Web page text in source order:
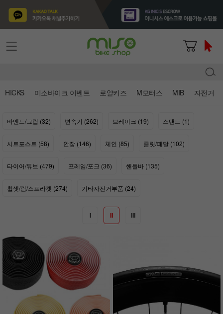
HICKS 미소바이크 이벤트 로얄키즈 M모터스 MIB 자전거
바엔드/그립 (32) 변속기 (262) 브레이크 (19) 스탠드 (1)
시트포스트 (58) 안장 (146) 체인 (85) 클릿/페달 (102)
타이어/튜브 (479) 프레임/포크 (36) 핸들바 (135)
휠셋/림/스프라켓 (274) 기타자전거부품 (24)
I II III